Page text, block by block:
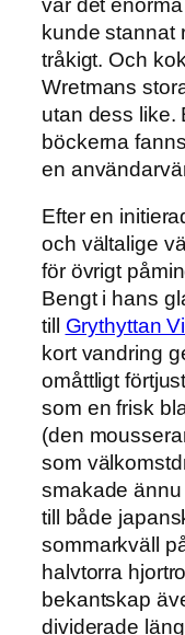
kunde stannat
tråkigt. Och
Wretmans
utan dess like.
böckerna
en
Efter en
och vältalige
för övrigt
Bengt i hans
till Grythyttan
kort vandring
omåttligt
som en frisk
(den
som
smakade
till både
sommarkväll
halvtorra
bekantskap
dividerade